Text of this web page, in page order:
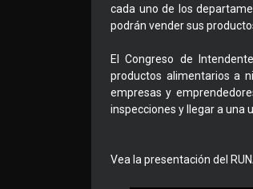
cada uno de los
podrán vender sus
El Congreso de
productos alimentarios a
empresas y
inspecciones y llegar a una
Vea la presentación del